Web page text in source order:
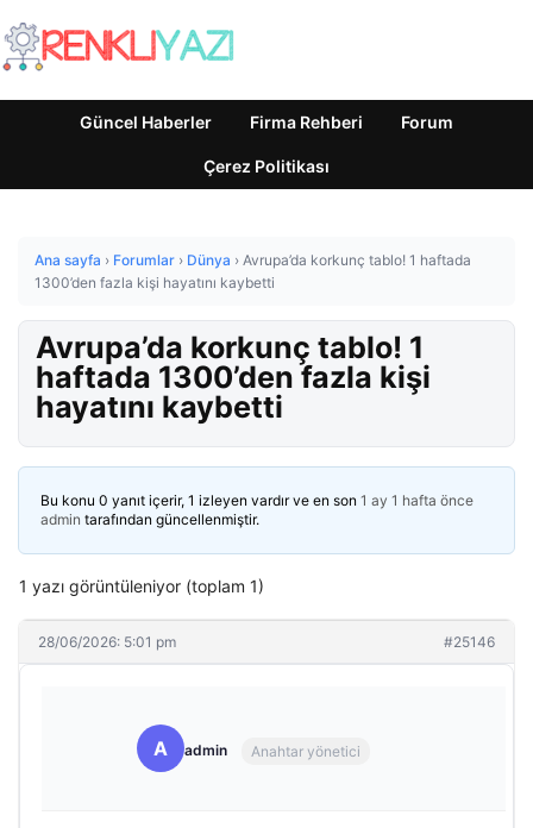
Güncel Haberler Firma Rehberi Forum
Çerez Politikası
Ana sayfa › Forumlar › Dünya › Avrupa’da korkunç tablo! 1 haftada
1300’den fazla kişi hayatını kaybetti
Avrupa’da korkunç tablo! 1
haftada 1300’den fazla kişi
hayatını kaybetti
Bu konu 0 yanıt içerir, 1 izleyen vardır ve en son 1 ay 1 hafta önce
admin tarafından güncellenmiştir.
1 yazı görüntüleniyor (toplam 1)
28/06/2026: 5:01 pm #25146
A admin Anahtar yönetici